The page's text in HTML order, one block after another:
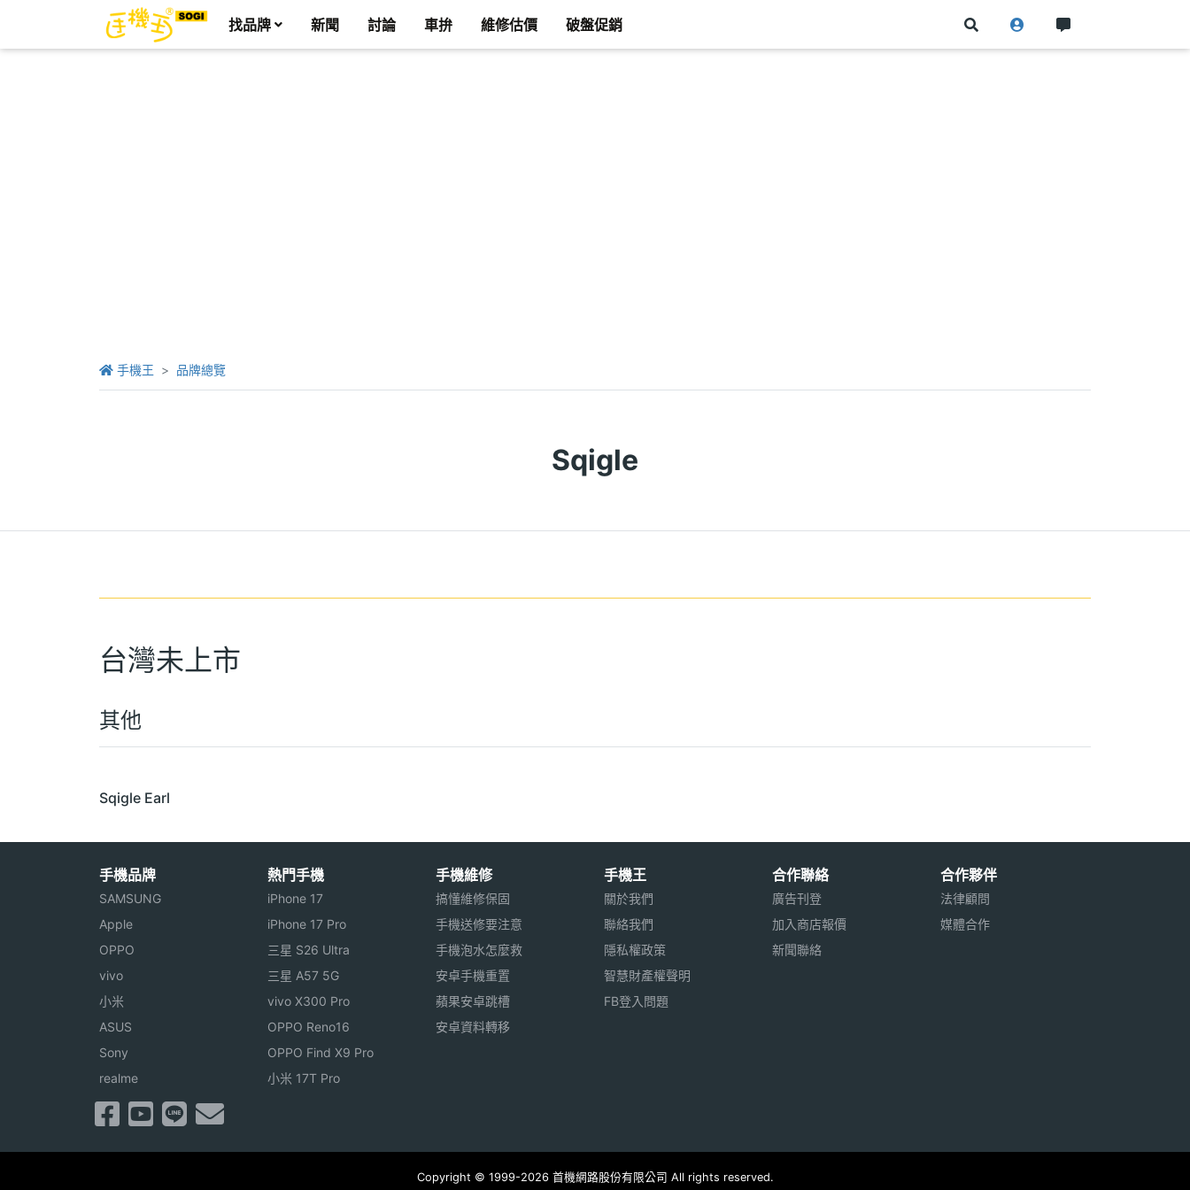
找品牌 新聞 討論 車拚 維修估價 破盤促銷
手機王 品牌總覽
Sqigle
台灣未上市
其他
Sqigle Earl
手機品牌
SAMSUNG
Apple
OPPO
vivo
小米
ASUS
Sony
realme
熱門手機
iPhone 17
iPhone 17 Pro
三星 S26 Ultra
三星 A57 5G
vivo X300 Pro
OPPO Reno16
OPPO Find X9 Pro
小米 17T Pro
手機維修
搞懂維修保固
手機送修要注意
手機泡水怎麼救
安卓手機重置
蘋果安卓跳槽
安卓資料轉移
手機王
關於我們
聯絡我們
隱私權政策
智慧財產權聲明
FB登入問題
合作聯絡
廣告刊登
加入商店報價
新聞聯絡
合作夥伴
法律顧問
媒體合作
Copyright © 1999-2026 首機網路股份有限公司 All rights reserved.